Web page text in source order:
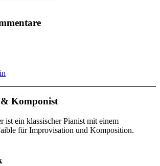
Komponist
ist ein klassischer Pianist mit einem
für Improvisation und Komposition.